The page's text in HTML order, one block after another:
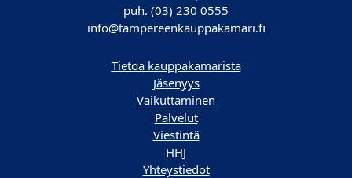
puh. (03) 230 0555
info@tampereenkauppakamari.fi
Tietoa kauppakamarista
Jäsenyys
Vaikuttaminen
Palvelut
Viestintä
HHJ
Yhteystiedot